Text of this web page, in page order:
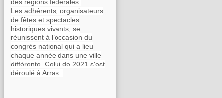
des régions fédérales.
Les adhérents, organisateurs
de fêtes et spectacles
historiques vivants, se
réunissent à l’occasion du
congrès national qui a lieu
chaque année dans une ville
différente. Celui de 2021 s'est
déroulé à Arras.